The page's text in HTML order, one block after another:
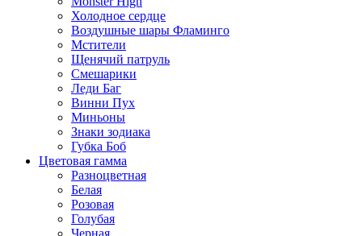
Холодное сердце
Воздушные шары Фламинго
Мстители
Щенячий патруль
Смешарики
Леди Баг
Винни Пух
Миньоны
Знаки зодиака
Губка Боб
Цветовая гамма
Разноцветная
Белая
Розовая
Голубая
Черная